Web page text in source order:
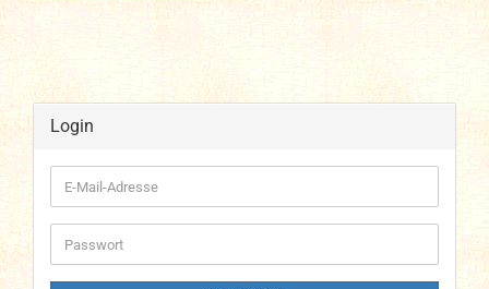
Login
E-
Mail-
Adresse
Passwort